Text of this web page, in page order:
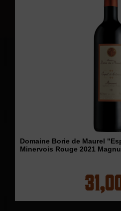
Domaine Borie de Maurel
Minervois Rouge 2021